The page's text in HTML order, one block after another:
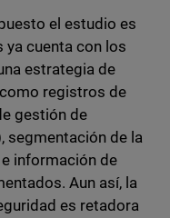
el estudio es
ya cuenta con los
estrategia de
registros de
gestión de
segmentación de la
información de
Aun así, la
es retadora